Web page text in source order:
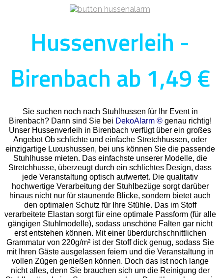
Hussenverleih -
Birenbach ab 1,49 €
Sie suchen noch nach Stuhlhussen für Ihr Event in
Birenbach? Dann sind Sie bei DekoAlarm ©genau richtig!
Unser Hussenverleih in Birenbach verfügt über ein großes
Angebot Ob schlichte und einfache Stretchhussen, oder
einzigartige Luxushussen, bei uns können Sie die passende
Stuhlhusse mieten. Das einfachste unserer Modelle, die
Stretchhusse, überzeugt durch ein schlichtes Design, dass
jede Veranstaltung optisch aufwertet. Die qualitativ
hochwertige Verarbeitung der Stuhlbezüge sorgt darüber
hinaus nicht nur für staunende Blicke, sondern bietet auch
den optimalen Schutz für Ihre Stühle. Das im Stoff
verarbeitete Elastan sorgt für eine optimale Passform (für alle
gängigen Stuhlmodelle), sodass unschöne Falten gar nicht
erst entstehen können. Mit einer überdurchschnittlichen
Grammatur von 220g/m² ist der Stoff dick genug, sodass Sie
mit Ihren Gäste ausgelassen feiern und die Veranstaltung in
vollen Zügen genießen können. Doch das ist noch lange
nicht alles, denn Sie brauchen sich um die Reinigung der